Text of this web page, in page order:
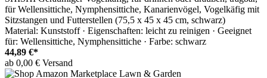
für Wellensittiche, Nymphensittiche, Kanarienvögel, Vogelkäfig mit
Sitzstangen und Futterstellen (75,5 x 45 x 45 cm, schwarz)
Material: Kunststoff · Eigenschaften: leicht zu reinigen · Geeignet
für: Wellensittiche, Nymphensittiche · Farbe: schwarz
44,89 €*
ab 0,00 € Versand